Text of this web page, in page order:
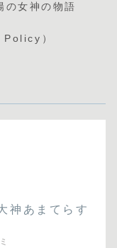
女神の物語
）
あまてらす